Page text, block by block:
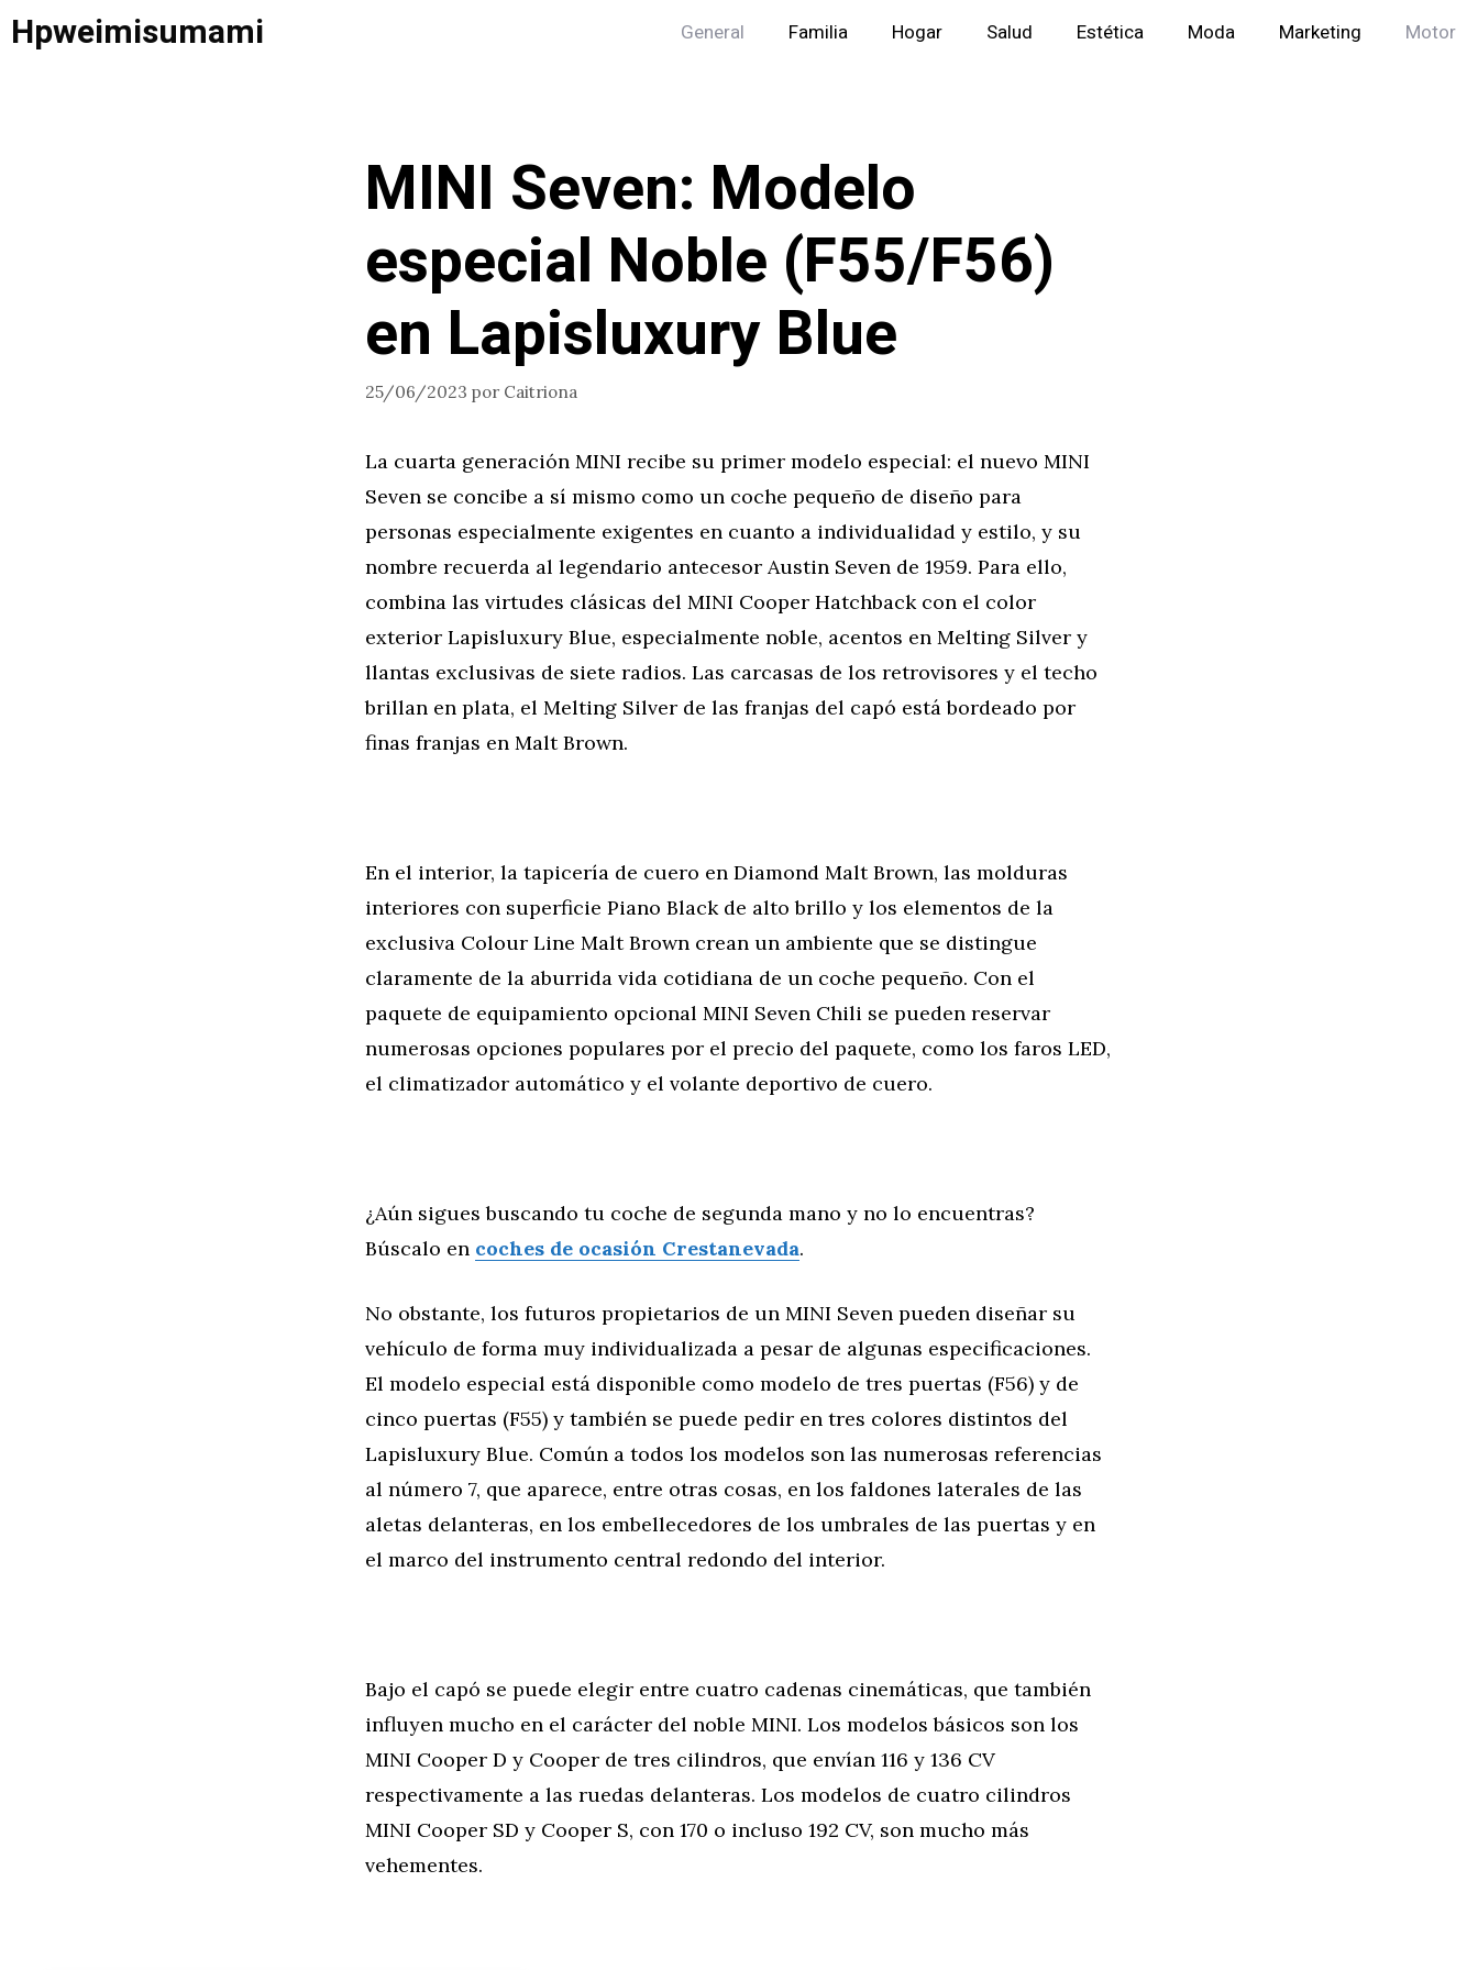
Saltar
alHpweimisumami General Familia Hogar Salud Estética Moda Marketing Motor
MINI Seven: Modelo
especial Noble (F55/F56)
en Lapisluxury Blue
25/06/2023 por Caitriona
La cuarta generación MINI recibe su primer modelo especial: el nuevo MINI
Seven se concibe a sí mismo como un coche pequeño de diseño para
personas especialmente exigentes en cuanto a individualidad y estilo, y su
nombre recuerda al legendario antecesor Austin Seven de 1959. Para ello,
combina las virtudes clásicas del MINI Cooper Hatchback con el color
exterior Lapisluxury Blue, especialmente noble, acentos en Melting Silver y
llantas exclusivas de siete radios. Las carcasas de los retrovisores y el techo
brillan en plata, el Melting Silver de las franjas del capó está bordeado por
finas franjas en Malt Brown.
En el interior, la tapicería de cuero en Diamond Malt Brown, las molduras
interiores con superficie Piano Black de alto brillo y los elementos de la
exclusiva Colour Line Malt Brown crean un ambiente que se distingue
claramente de la aburrida vida cotidiana de un coche pequeño. Con el
paquete de equipamiento opcional MINI Seven Chili se pueden reservar
numerosas opciones populares por el precio del paquete, como los faros LED,
el climatizador automático y el volante deportivo de cuero.
¿Aún sigues buscando tu coche de segunda mano y no lo encuentras?
Búscalo en coches de ocasión Crestanevada.
No obstante, los futuros propietarios de un MINI Seven pueden diseñar su
vehículo de forma muy individualizada a pesar de algunas especificaciones.
El modelo especial está disponible como modelo de tres puertas (F56) y de
cinco puertas (F55) y también se puede pedir en tres colores distintos del
Lapisluxury Blue. Común a todos los modelos son las numerosas referencias
al número 7, que aparece, entre otras cosas, en los faldones laterales de las
aletas delanteras, en los embellecedores de los umbrales de las puertas y en
el marco del instrumento central redondo del interior.
Bajo el capó se puede elegir entre cuatro cadenas cinemáticas, que también
influyen mucho en el carácter del noble MINI. Los modelos básicos son los
MINI Cooper D y Cooper de tres cilindros, que envían 116 y 136 CV
respectivamente a las ruedas delanteras. Los modelos de cuatro cilindros
MINI Cooper SD y Cooper S, con 170 o incluso 192 CV, son mucho más
vehementes.